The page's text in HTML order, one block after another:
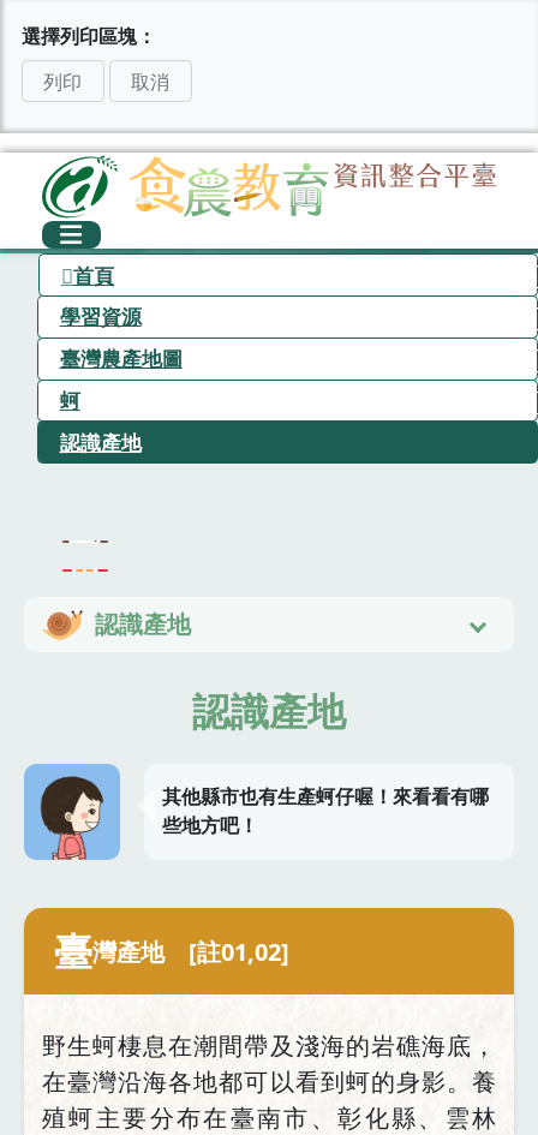
選擇列印區塊：
列印
取消
首頁
學習資源
臺灣農產地圖
蚵
認識產地
認識產地
認識產地
其他縣市也有生產蚵仔喔！來看看有哪
些地方吧！
臺灣產地 [註01,02]
野生蚵棲息在潮間帶及淺海的岩礁海底，
在臺灣沿海各地都可以看到蚵的身影。養
殖蚵主要分布在臺南市、彰化縣、雲林